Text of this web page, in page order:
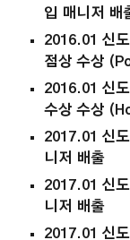
입 매니저 배
2016.01 신
점상 수상
2016.01 신
수상 수상
2017.01 신
니저 배출
2017.01 신
니저 배출
2017.01 신